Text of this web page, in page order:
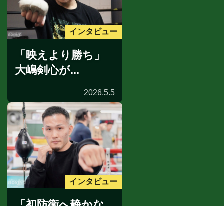
インタビュー
「映えより勝ち」
大嶋剣心が...
2026.5.5
インタビュー